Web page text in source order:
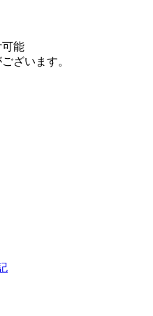
可能
ざいます。